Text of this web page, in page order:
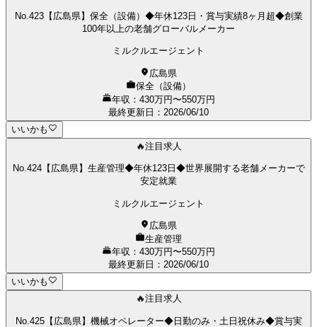
No.423【広島県】保全（設備）◆年休123日・賞与実績8ヶ月超◆創業
100年以上の老舗グローバルメーカー
ミルクルエージェント
広島県
保全（設備）
年収：430万円〜550万円
最終更新日 ： 2026/06/10
いいかも
🔥注目求人
No.424【広島県】生産管理◆年休123日◆世界展開する老舗メーカーで
安定就業
ミルクルエージェント
広島県
生産管理
年収：430万円〜550万円
最終更新日 ： 2026/06/10
いいかも
🔥注目求人
No.425【広島県】機械オペレーター◆日勤のみ・土日祝休み◆賞与実